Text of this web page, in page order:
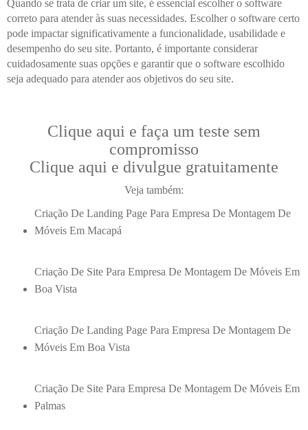
Quando se trata de criar um site, é essencial escolher o software
correto para atender às suas necessidades. Escolher o software certo
pode impactar significativamente a funcionalidade, usabilidade e
desempenho do seu site. Portanto, é importante considerar
cuidadosamente suas opções e garantir que o software escolhido
seja adequado para atender aos objetivos do seu site.
Clique aqui e faça um teste sem
compromisso
Clique aqui e divulgue gratuitamente
Veja também:
Criação De Landing Page Para Empresa De Montagem De
Móveis Em Macapá
Criação De Site Para Empresa De Montagem De Móveis Em
Boa Vista
Criação De Landing Page Para Empresa De Montagem De
Móveis Em Boa Vista
Criação De Site Para Empresa De Montagem De Móveis Em
Palmas